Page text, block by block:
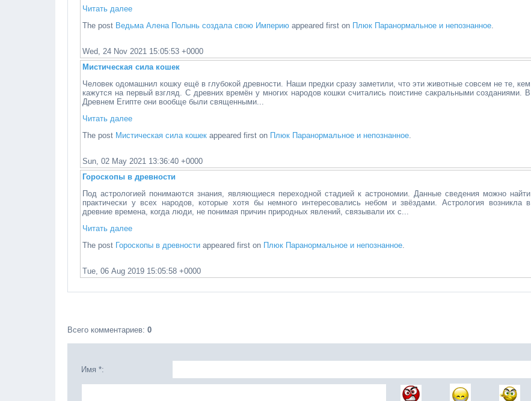
Читать далее
The post Ведьма Алена Полынь создала свою Империю appeared first on Плюк Паранормальное и непознанное.
Wed, 24 Nov 2021 15:05:53 +0000
Мистическая сила кошек
Человек одомашнил кошку ещё в глубокой древности. Наши предки сразу заметили, что эти животные совсем не те, кем
кажутся на первый взгляд. С древних времён у многих народов кошки считались поистине сакральными созданиями. В
Древнем Египте они вообще были священными...
Читать далее
The post Мистическая сила кошек appeared first on Плюк Паранормальное и непознанное.
Sun, 02 May 2021 13:36:40 +0000
Гороскопы в древности
Под астрологией понимаются знания, являющиеся переходной стадией к астрономии. Данные сведения можно найти
практически у всех народов, которые хотя бы немного интересовались небом и звёздами. Астрология возникла в
древние времена, когда люди, не понимая причин природных явлений, связывали их с...
Читать далее
The post Гороскопы в древности appeared first on Плюк Паранормальное и непознанное.
Tue, 06 Aug 2019 15:05:58 +0000
Всего комментариев:0
Имя *: